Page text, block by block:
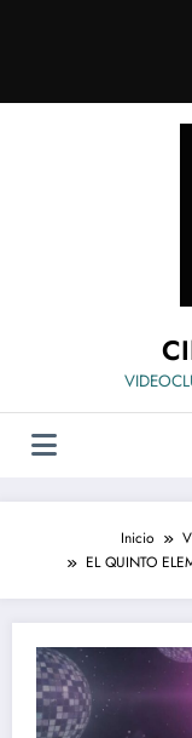
Inicio
EL QUINTO